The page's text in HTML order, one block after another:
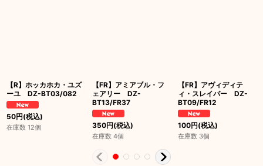
【R】ホッカホカ・ユズ
ーユ DZ-BT03/082
50円(税込)
在庫数 12個
【FR】アミアブル・フ
ェアリー DZ-
BT13/FR37
350円(税込)
在庫数 4個
【FR】アヴィディテ
ィ・スレイパー DZ-
BT09/FR12
100円(税込)
在庫数 3個